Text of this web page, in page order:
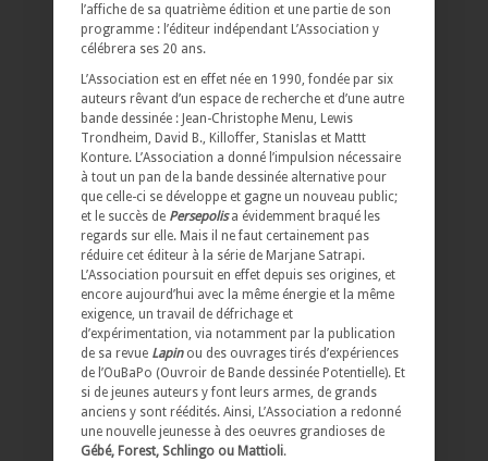
l’affiche de sa quatrième édition et une partie de son
programme : l’éditeur indépendant L’Association y
célébrera ses 20 ans.
L’Association est en effet née en 1990, fondée par six
auteurs rêvant d’un espace de recherche et d’une autre
bande dessinée : Jean-Christophe Menu, Lewis
Trondheim, David B., Killoffer, Stanislas et Mattt
Konture. L’Association a donné l’impulsion nécessaire
à tout un pan de la bande dessinée alternative pour
que celle-ci se développe et gagne un nouveau public;
et le succès de Persepolisa évidemment braqué les
regards sur elle. Mais il ne faut certainement pas
réduire cet éditeur à la série de Marjane Satrapi.
L’Association poursuit en effet depuis ses origines, et
encore aujourd’hui avec la même énergie et la même
exigence, un travail de défrichage et
d’expérimentation, via notamment par la publication
de sa revue Lapinou des ouvrages tirés d’expériences
de l’OuBaPo (Ouvroir de Bande dessinée Potentielle). Et
si de jeunes auteurs y font leurs armes, de grands
anciens y sont réédités. Ainsi, L’Association a redonné
une nouvelle jeunesse à des oeuvres grandioses de
Gébé, Forest, Schlingo ou Mattioli.